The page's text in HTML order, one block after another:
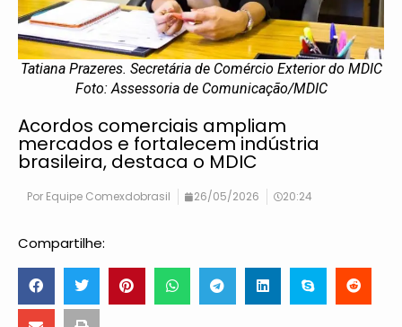
Tatiana Prazeres. Secretária de Comércio Exterior do MDIC
Foto: Assessoria de Comunicação/MDIC
Acordos comerciais ampliam
mercados e fortalecem indústria
brasileira, destaca o MDIC
Por Equipe Comexdobrasil 26/05/2026 20:24
Compartilhe: